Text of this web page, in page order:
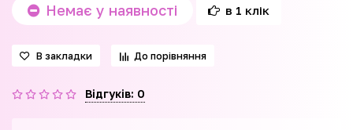
Немає у наявності в 1 клік
В закладки До порівняння
Відгуків: 0